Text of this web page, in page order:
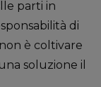
parti in
di
è coltivare
soluzione il